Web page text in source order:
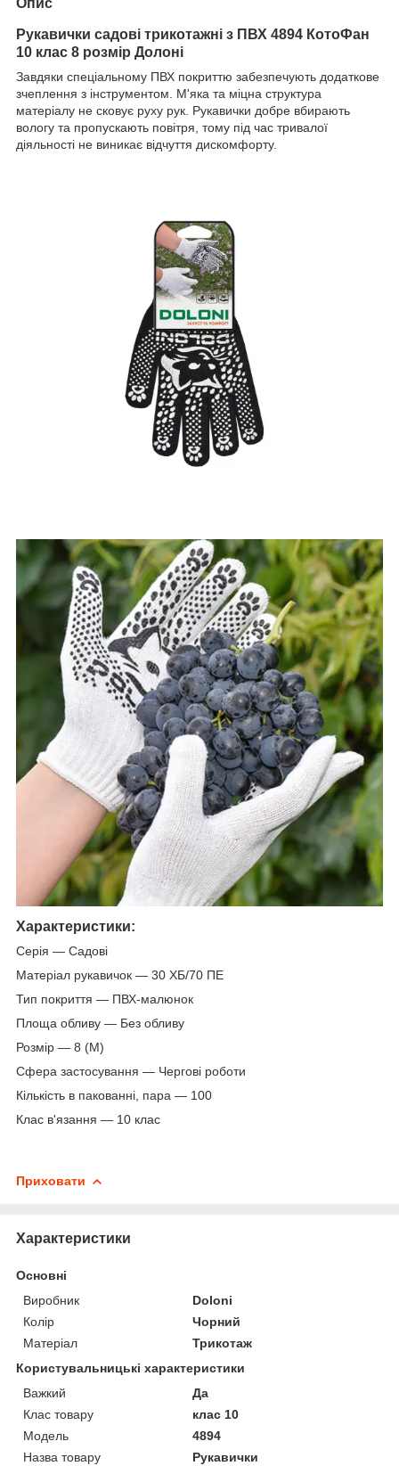
Рукавички садові трикотажні з ПВХ 4894 КотоФан
10 клас 8 розмір Долоні
Завдяки спеціальному ПВХ покриттю забезпечують додаткове
зчеплення з інструментом. М'яка та міцна структура
матеріалу не сковує руху рук. Рукавички добре вбирають
вологу та пропускають повітря, тому під час тривалої
діяльності не виникає відчуття дискомфорту.
Характеристики:
Серія — Садові
Матеріал рукавичок — 30 ХБ/70 ПЕ
Тип покриття — ПВХ-малюнок
Площа обливу — Без обливу
Розмір — 8 (M)
Сфера застосування — Чергові роботи
Кількість в пакованні, пара — 100
Клас в'язання — 10 клас
Приховати
Характеристики
Основні
Виробник
Doloni
Колір
Чорний
Матеріал
Трикотаж
Користувальницькі характеристики
Важкий
Да
Клас товару
клас 10
Мoдель
4894
Назва товару
Рукавички